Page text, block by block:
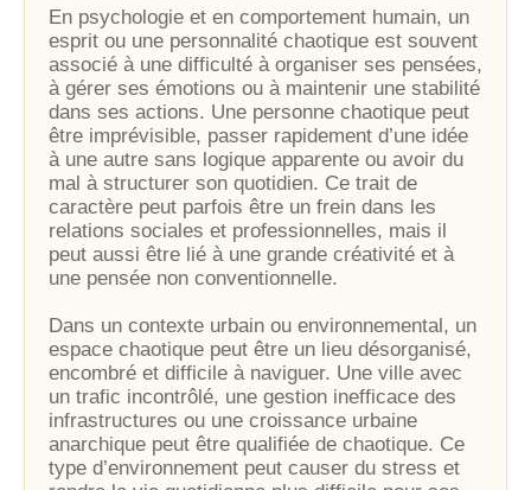
En psychologie et en comportement humain, un
esprit ou une personnalité chaotique est souvent
associé à une difficulté à organiser ses pensées,
à gérer ses émotions ou à maintenir une stabilité
dans ses actions. Une personne chaotique peut
être imprévisible, passer rapidement d’une idée
à une autre sans logique apparente ou avoir du
mal à structurer son quotidien. Ce trait de
caractère peut parfois être un frein dans les
relations sociales et professionnelles, mais il
peut aussi être lié à une grande créativité et à
une pensée non conventionnelle.
Dans un contexte urbain ou environnemental, un
espace chaotique peut être un lieu désorganisé,
encombré et difficile à naviguer. Une ville avec
un trafic incontrôlé, une gestion inefficace des
infrastructures ou une croissance urbaine
anarchique peut être qualifiée de chaotique. Ce
type d’environnement peut causer du stress et